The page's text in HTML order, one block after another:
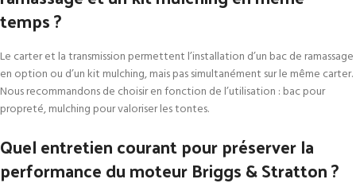
temps ?
Le carter et la transmission permettent l’installation d’un bac de ramassage
en option ou d’un kit mulching, mais pas simultanément sur le même carter.
Nous recommandons de choisir en fonction de l’utilisation : bac pour
propreté, mulching pour valoriser les tontes.
Quel entretien courant pour préserver la
performance du moteur Briggs & Stratton ?